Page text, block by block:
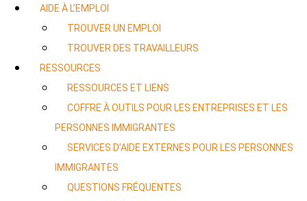
AIDE À L’EMPLOI
TROUVER UN EMPLOI
TROUVER DES TRAVAILLEURS
RESSOURCES
RESSOURCES ET LIENS
COFFRE À OUTILS POUR LES ENTREPRISES ET LES
PERSONNES IMMIGRANTES
SERVICES D’AIDE EXTERNES POUR LES PERSONNES
IMMIGRANTES
QUESTIONS FRÉQUENTES